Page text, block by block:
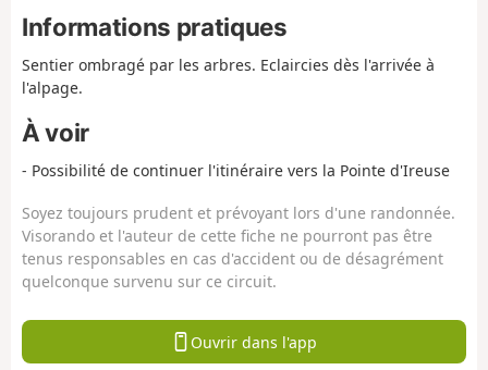
Informations pratiques
Sentier ombragé par les arbres. Eclaircies dès l'arrivée à
l'alpage.
À voir
- Possibilité de continuer l'itinéraire vers la Pointe d'Ireuse
Soyez toujours prudent et prévoyant lors d'une randonnée.
Visorando et l'auteur de cette fiche ne pourront pas être
tenus responsables en cas d'accident ou de désagrément
quelconque survenu sur ce circuit.
Ouvrir dans l'app